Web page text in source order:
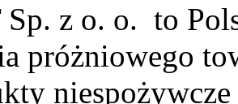
z o. o. to
próżniowego